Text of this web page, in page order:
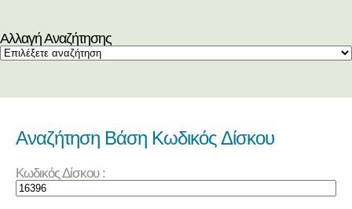
Αλλαγή Αναζήτησης
Αναζήτηση Βάση Κωδικός Δίσκου
Κωδικός Δίσκου :